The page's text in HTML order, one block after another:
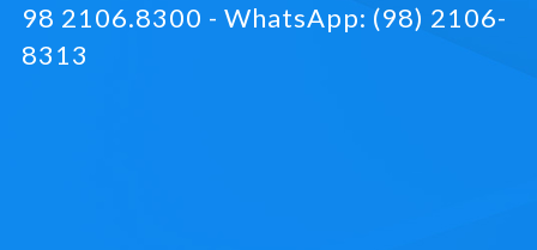
98 2106.8300 - WhatsApp: (98) 2106-
8313